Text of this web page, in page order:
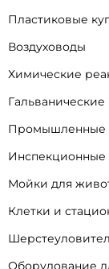
Пластиковые
Воздуховоды
Химические
Промышленные
Инспекционные
Мойки для
Клетки и
Оборудование